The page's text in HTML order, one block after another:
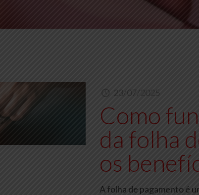
23/07/2025
Como
da folha
os
A folha de pagamento é